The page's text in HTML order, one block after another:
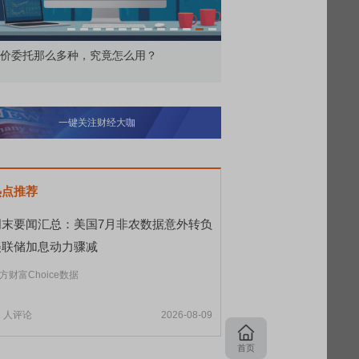
委托那么多种，究竟怎么用？
一键关注财经大咖
推荐
要闻汇总：美国7月非农数据意外转负
储加息动力骤减
财富Choice数据
人评论 2026-08-09
首页